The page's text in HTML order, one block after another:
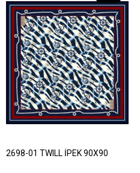
2698-01 TWILL İPEK 90X90